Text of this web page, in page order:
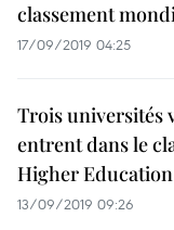
classement
17/09/2019 04:25
Trois universités
entrent dans le
Higher Education
13/09/2019 09:26